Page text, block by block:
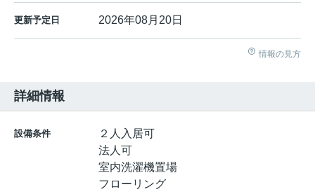
更新予定日 2026年08月20日
情報の見方
詳細情報
設備条件
２人入居可
法人可
室内洗濯機置場
フローリング